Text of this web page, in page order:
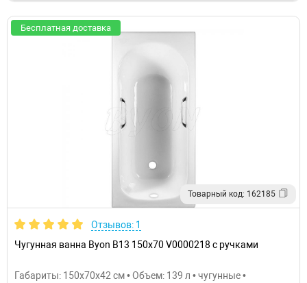
Бесплатная доставка
Товарный код: 162185
Отзывов: 1
Чугунная ванна Byon B13 150x70 V0000218 с ручками
Габариты: 150x70x42 см • Объем: 139 л • чугунные •